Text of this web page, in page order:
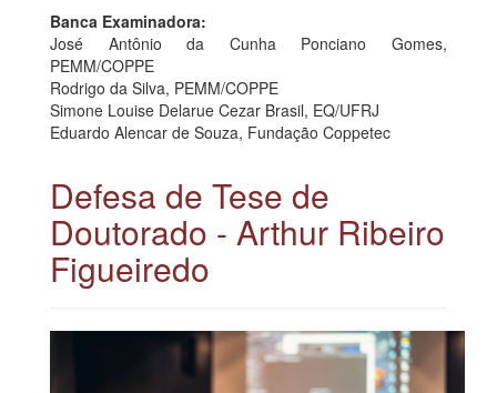
Banca Examinadora:
José Antônio da Cunha Ponciano Gomes,
PEMM/COPPE
Rodrigo da Silva, PEMM/COPPE
Simone Louise Delarue Cezar Brasil, EQ/UFRJ
Eduardo Alencar de Souza, Fundação Coppetec
Defesa de Tese de
Doutorado - Arthur Ribeiro
Figueiredo